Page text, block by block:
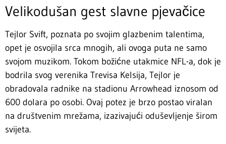
Velikodušan gest slavne pjevačice
Tejlor Svift, poznata po svojim glazbenim talentima,
opet je osvojila srca mnogih, ali ovoga puta ne samo
svojom muzikom. Tokom božićne utakmice NFL-a, dok je
bodrila svog verenika Trevisa Kelsija, Tejlor je
obradovala radnike na stadionu Arrowhead iznosom od
600 dolara po osobi. Ovaj potez je brzo postao viralan
na društvenim mrežama, izazivajući oduševljenje širom
svijeta.